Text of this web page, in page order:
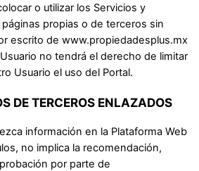
o utilizar los Servicios y
propias o de terceros sin
escrito de www.propiedadesplus.mx
no tendrá el derecho de limitar
Usuario el uso del Portal.
DE TERCEROS ENLAZADOS
información en la Plataforma Web
no implica la recomendación,
por parte de